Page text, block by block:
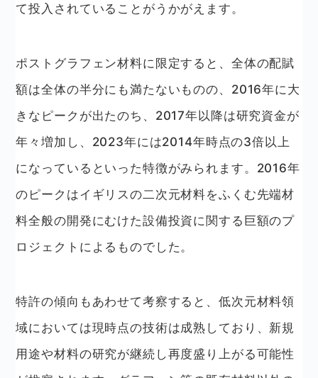
て投入されていることがうかがえます。
ポストグラフェン材料に限定すると、全体の配賦
額は全体の半分にも満たないものの、2016年に大
きなピークが出たのち、2017年以降は研究資金が
年々増加し、2023年には2014年時点の3倍以上
になっているといった特徴がみられます。2016年
のピークはイギリスの二次元材料をふくむ先端材
料全般の開発にむけた設備投資に関する巨額のプ
ロジェクトによるものでした。
特許の傾向もあわせて考察すると、低次元材料領
域においては現時点の技術は成熟しており、新規
用途や材料の研究が継続し再度盛り上がる可能性